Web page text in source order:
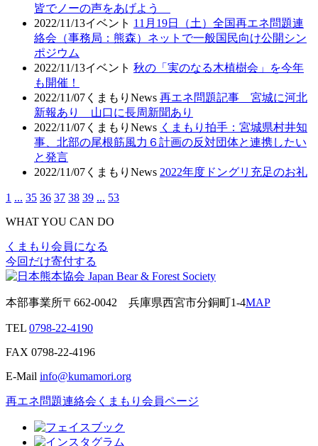
皆でノーの声をあげよう
2022/11/13イベント 11月19日（土）全国再エネ問題連
絡会（事務局：熊森）ネットで一般国民向け公開シン
ポジウム
2022/11/13イベント 秋の「実のなる木植樹会」を今年
も開催！
2022/11/07 くまもりNews 再エネ問題記事 宮城に河北
新報あり 山口に長周新聞あり
2022/11/07 くまもりNews くまもり拍手：宮城県村井知
事、北部の尾根筋風力６計画の反対団体と連携したい
と発言
2022/11/07 くまもりNews 2022年度ドングリ充足のお礼
1 ... 35 36 37 38 39 ... 53
WHAT YOU CAN DO
くまもり会員になる
今回だけ寄付する
本部事業所〒662-0042 兵庫県西宮市分銅町1-4MAP
TEL 0798-22-4190
FAX 0798-22-4196
E-Mail info@kumamori.org
再エネ問題連絡会 くまもり会員ページ